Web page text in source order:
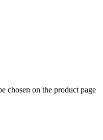
chosen on the product page